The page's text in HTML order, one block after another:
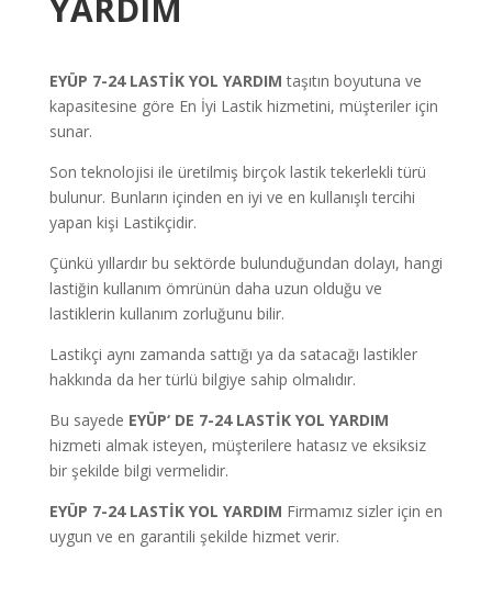
EYÜP 7-24 LASTİK YOL YARDIM taşıtın boyutuna ve
kapasitesine göre En İyi Lastik hizmetini, müşteriler için
sunar.
Son teknolojisi ile üretilmiş birçok lastik tekerlekli türü
bulunur. Bunların içinden en iyi ve en kullanışlı tercihi
yapan kişi Lastikçidir.
Çünkü yıllardır bu sektörde bulunduğundan dolayı, hangi
lastiğin kullanım ömrünün daha uzun olduğu ve
lastiklerin kullanım zorluğunu bilir.
Lastikçi aynı zamanda sattığı ya da satacağı lastikler
hakkında da her türlü bilgiye sahip olmalıdır.
Bu sayede EYÜP‘ DE 7-24 LASTİK YOL YARDIM
hizmeti almak isteyen, müşterilere hatasız ve eksiksiz
bir şekilde bilgi vermelidir.
EYÜP 7-24 LASTİK YOL YARDIM Firmamız sizler için en
uygun ve en garantili şekilde hizmet verir.